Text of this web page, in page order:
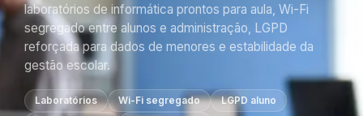
laboratórios de informática prontos para aula, Wi-Fi
segregado entre alunos e administração, LGPD
reforçada para dados de menores e estabilidade da
gestão escolar.
Laboratórios Wi-Fi segregado
LGPD aluno